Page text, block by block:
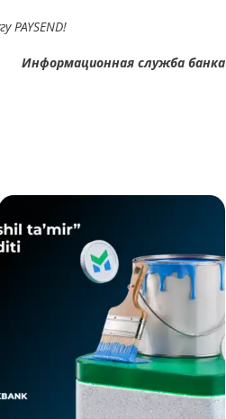
Информационная служба банка